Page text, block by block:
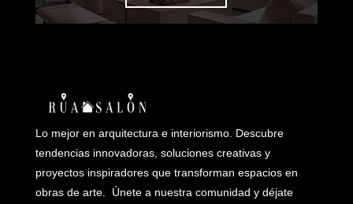
Lo mejor en arquitectura e interiorismo. Descubre
tendencias innovadoras, soluciones creativas y
proyectos inspiradores que transforman espacios en
obras de arte. Únete a nuestra comunidad y déjate